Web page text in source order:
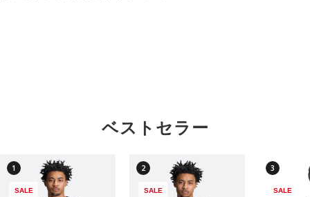
ベストセラー
1
SALE
2
SALE
3
SALE